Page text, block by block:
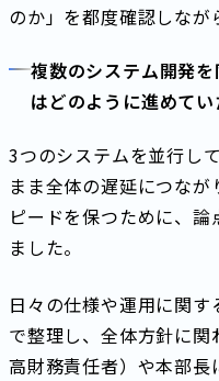
のか」を都度確認しなが
複数のシステム開発
はどのように進めて
3つのシステムを並行し
まま全体の遅延につな
ピードを保つために、
ました。
日々の仕様や運用に関
で整理し、全体方針に
高財務責任者）や本部